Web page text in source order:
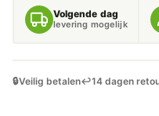
Volgende dag
levering mogelijk
🔒Veilig betalen↩️14 dagen